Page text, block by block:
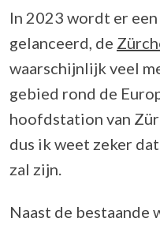
In 2023 wordt er
gelanceerd, de
waarschijnlijk veel
gebied rond de
hoofdstation van
dus ik weet zeker
zal zijn.
Naast de bestaande